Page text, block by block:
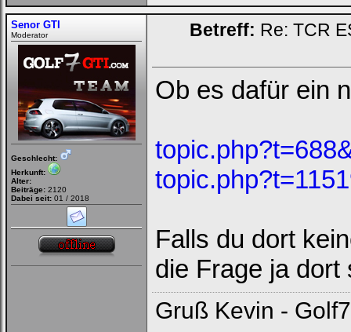
Senor GTI
Moderator
Geschlecht:
Herkunft:
Alter:
Beiträge: 2120
Dabei seit: 01 / 2018
Betreff: Re: TCR
Ob es dafür ein
Falls du dort
die Frage ja
Gruß Kevin - Golf7